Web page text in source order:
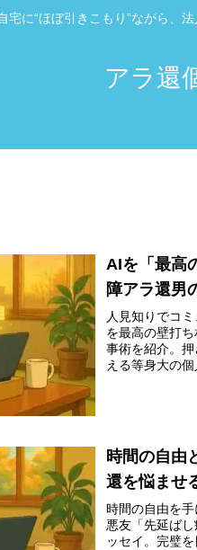
宅に“ほぼ引きこもり”ながら、
アラ還
AIを「最高
障アラ還男
人見知りでコ
を最高の壁打
事術を紹介。
える等身大の個
時間の自由
還を悩ませ
時間の自由を
悪友「先延ば
ッセイ。完璧